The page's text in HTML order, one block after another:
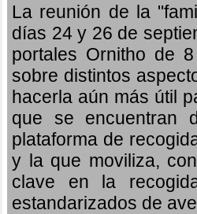
La reunión de la
días 24 y 26 de
portales Ornitho de
sobre distintos
hacerla aún más útil
que se encuentran
plataforma de
y la que moviliza,
clave en la
estandarizados de